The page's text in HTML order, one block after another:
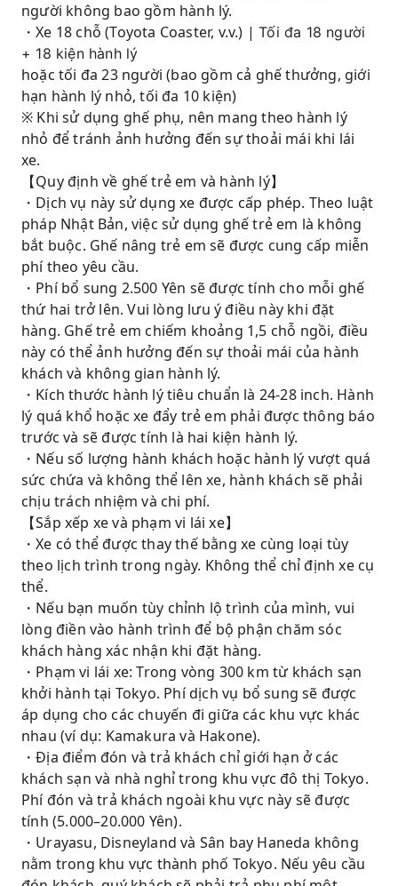
người không bao gồm hành lý.
・Xe 18 chỗ (Toyota Coaster, v.v.) |Tối đa 18 người
+ 18 kiện hành lý
hoặc tối đa 23 người (bao gồm cả ghế thưởng, giới
hạn hành lý nhỏ, tối đa 10 kiện)
※ Khi sử dụng ghế phụ, nên mang theo hành lý
nhỏ để tránh ảnh hưởng đến sự thoải mái khi lái
xe.
【Quy định về ghế trẻ em và hành lý】
・Dịch vụ này sử dụng xe được cấp phép. Theo luật
pháp Nhật Bản, việc sử dụng ghế trẻ em là không
bắt buộc. Ghế nâng trẻ em sẽ được cung cấp miễn
phí theo yêu cầu.
・Phí bổ sung 2.500 Yên sẽ được tính cho mỗi ghế
thứ hai trở lên. Vui lòng lưu ý điều này khi đặt
hàng. Ghế trẻ em chiếm khoảng 1,5 chỗ ngồi, điều
này có thể ảnh hưởng đến sự thoải mái của hành
khách và không gian hành lý.
・Kích thước hành lý tiêu chuẩn là 24-28 inch. Hành
lý quá khổ hoặc xe đẩy trẻ em phải được thông báo
trước và sẽ được tính là hai kiện hành lý.
・Nếu số lượng hành khách hoặc hành lý vượt quá
sức chứa và không thể lên xe, hành khách sẽ phải
chịu trách nhiệm và chi phí.
【Sắp xếp xe và phạm vi lái xe】
・Xe có thể được thay thế bằng xe cùng loại tùy
theo lịch trình trong ngày. Không thể chỉ định xe cụ
thể.
・Nếu bạn muốn tùy chỉnh lộ trình của mình, vui
lòng điền vào hành trình để bộ phận chăm sóc
khách hàng xác nhận khi đặt hàng.
・Phạm vi lái xe: Trong vòng 300 km từ khách sạn
khởi hành tại Tokyo. Phí dịch vụ bổ sung sẽ được
áp dụng cho các chuyến đi giữa các khu vực khác
nhau (ví dụ: Kamakura và Hakone).
・Địa điểm đón và trả khách chỉ giới hạn ở các
khách sạn và nhà nghỉ trong khu vực đô thị Tokyo.
Phí đón và trả khách ngoài khu vực này sẽ được
tính (5.000–20.000 Yên).
・Urayasu, Disneyland và Sân bay Haneda không
nằm trong khu vực thành phố Tokyo. Nếu yêu cầu